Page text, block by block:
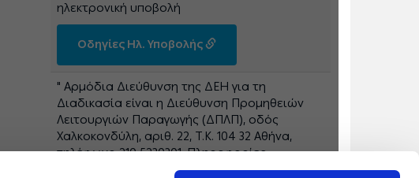
ηλεκτρονική υποβολή
Οδηγίες Ηλ. Υποβολής
" Αρμόδια Διεύθυνση της ΔΕΗ για τη
Διαδικασία είναι η Διεύθυνση Προμηθειών
Λειτουργιών Παραγωγής (ΔΠΛΠ), οδός
Χαλκοκονδύλη, αριθ. 22, Τ.Κ. 104 32 Αθήνα,
τηλέφωνο 210 5230301. Πληροφορίες
παρέχονται από τους Β. Ζήση (210-5293471) και